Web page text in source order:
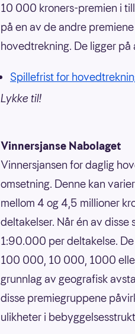
10 000 kroners-premien i
på en av de andre
hovedtrekning. De ligger
Spillefrist for
Lykke til!
Vinnersjanse Nabolaget
Vinnersjansen for daglig
omsetning. Denne kan
mellom 4 og 4,5 millioner
deltakelser. Når én av disse
1:90.000 per deltakelse.
100 000, 10 000, 1000
grunnlag av geografisk
disse premiegruppene
ulikheter i